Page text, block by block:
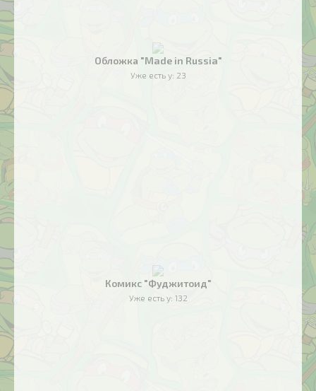
Обложка "Made in Russia"
Уже есть у: 23
Комикс "Фуджитоид"
Уже есть у: 132